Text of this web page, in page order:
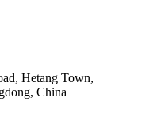
Hetang Town,
China